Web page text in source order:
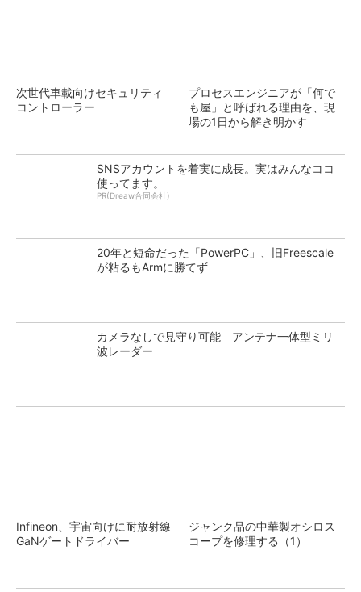
次世代車載向けセキュリティ
コントローラー
プロセスエンジニアが「何で
も屋」と呼ばれる理由を、現
場の1日から解き明かす
SNSアカウントを着実に成長。実はみんなココ
使ってます。
PR(Dreaw合同会社)
20年と短命だった「PowerPC」、旧Freescale
が粘るもArmに勝てず
カメラなしで見守り可能 アンテナ一体型ミリ
波レーダー
Infineon、宇宙向けに耐放射線
GaNゲートドライバー
ジャンク品の中華製オシロス
コープを修理する（1）